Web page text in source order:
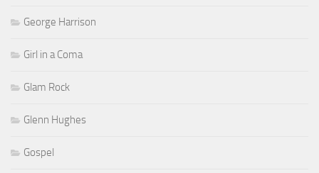
George Harrison
Girl in a Coma
Glam Rock
Glenn Hughes
Gospel